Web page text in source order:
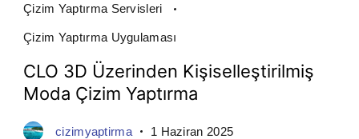
Çizim Yaptırma Servisleri
Çizim Yaptırma Uygulaması
CLO 3D Üzerinden Kişiselleştirilmiş
Moda Çizim Yaptırma
cizimyaptirma 1 Haziran 2025